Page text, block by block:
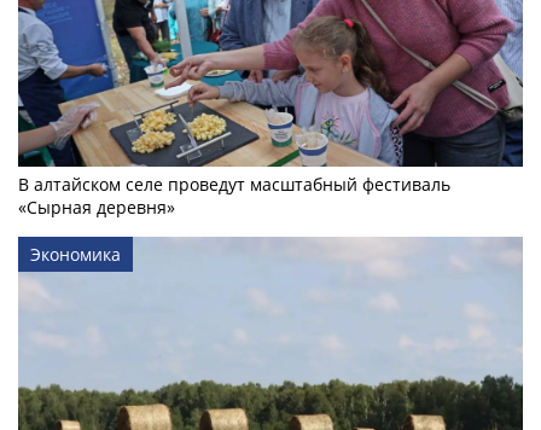
В алтайском селе проведут масштабный фестиваль
«Сырная деревня»
Экономика